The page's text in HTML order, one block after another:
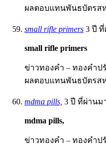
ผลตอบแทนพันธบัตรส
small rifle primers 3 ปี
small rifle primers
ข่าวทองคำ – ทองคำป
ผลตอบแทนพันธบัตรส
mdma pills, 3 ปี ที่ผ่านม
mdma pills,
ข่าวทองคำ – ทองคำป